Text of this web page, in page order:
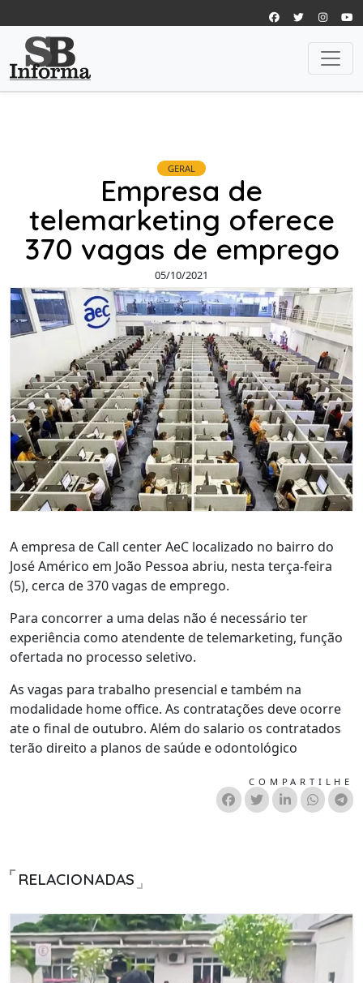
GERAL
Empresa de
telemarketing oferece
370 vagas de emprego
05/10/2021
A empresa de Call center AeC localizado no bairro do
José Américo em João Pessoa abriu, nesta terça-feira
(5), cerca de 370 vagas de emprego.
Para concorrer a uma delas não é necessário ter
experiência como atendente de telemarketing, função
ofertada no processo seletivo.
As vagas para trabalho presencial e também na
modalidade home office. As contratações deve ocorre
ate o final de outubro. Além do salario os contratados
terão direito a planos de saúde e odontológico
COMPARTILHE
RELACIONADAS